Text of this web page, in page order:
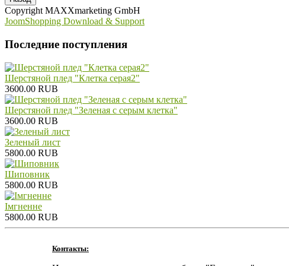
Copyright MAXXmarketing GmbH
JoomShopping Download & Support
Последние поступления
Шерстяной плед "Клетка серая2"
3600.00 RUB
Шерстяной плед "Зеленая с серым клетка"
3600.00 RUB
Зеленый лист
5800.00 RUB
Шиповник
5800.00 RUB
Iмгненне
5800.00 RUB
Контакты: